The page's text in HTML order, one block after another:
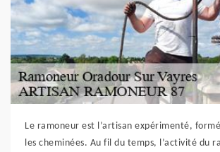
Le ramoneur est l’artisan expérimenté,
les cheminées. Au fil du temps, l’activité du